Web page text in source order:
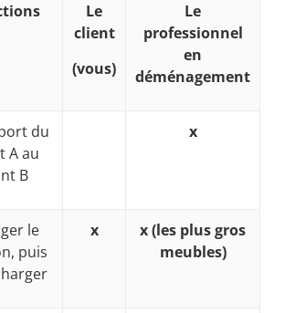
Le
client
(vous)
Le
professionnel
en
déménagement
du
A au
B
x
le
puis
x
x (les plus gros
meubles)